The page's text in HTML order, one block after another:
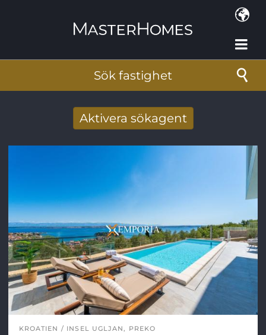
Sök fastighet
Aktivera sökagent
E-postadress
KROATIEN INSEL UGLJAN, PREKO